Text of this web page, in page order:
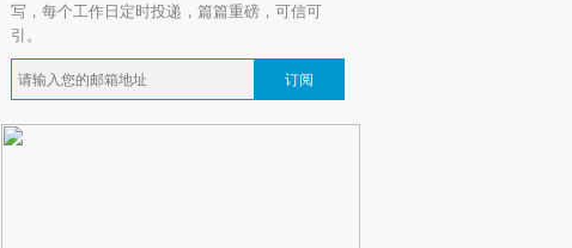
写，每个工作日定时投递，篇篇重磅，可信可
引。
订阅